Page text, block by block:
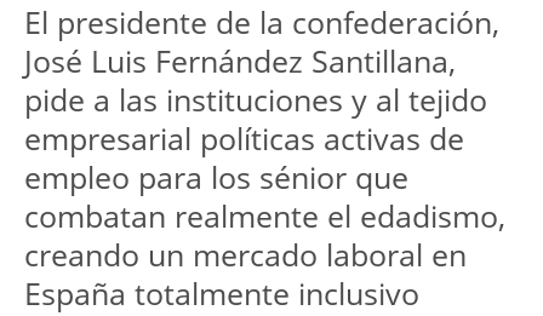
El presidente de la confederación,
José Luis Fernández Santillana,
pide a las instituciones y al tejido
empresarial políticas activas de
empleo para los sénior que
combatan realmente el edadismo,
creando un mercado laboral en
España totalmente inclusivo